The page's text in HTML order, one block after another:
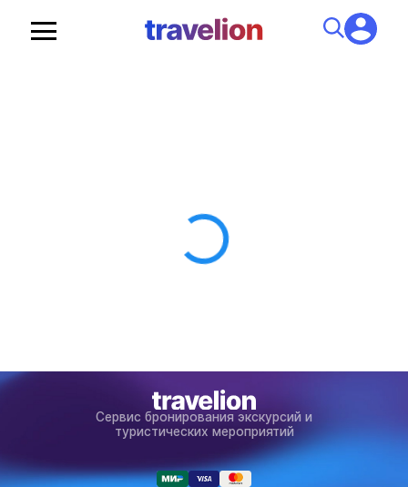
Сервис бронирования экскурсий и
туристических мероприятий